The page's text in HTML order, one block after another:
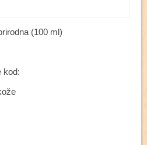
(100 ml)
kod: